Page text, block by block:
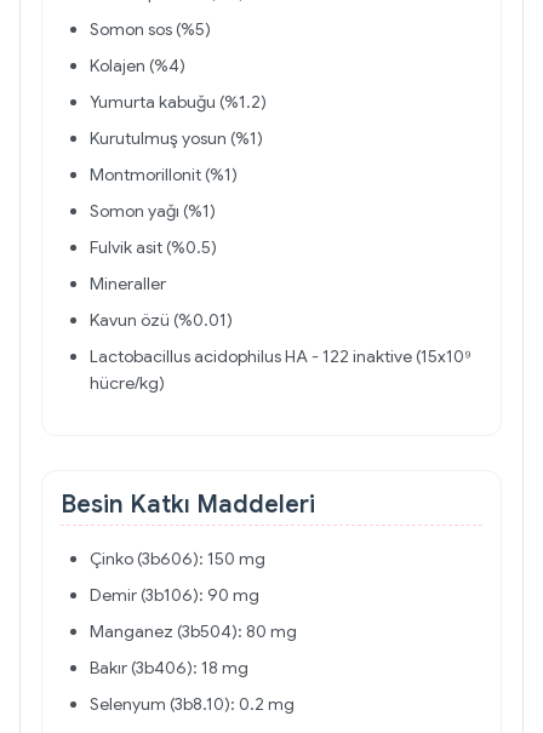
Somon sos (%5)
Kolajen (%4)
Yumurta kabuğu (%1.2)
Kurutulmuş yosun (%1)
Montmorillonit (%1)
Somon yağı (%1)
Fulvik asit (%0.5)
Mineraller
Kavun özü (%0.01)
Lactobacillus acidophilus HA - 122 inaktive (15x10⁹
hücre/kg)
Besin Katkı Maddeleri
Çinko (3b606): 150 mg
Demir (3b106): 90 mg
Manganez (3b504): 80 mg
Bakır (3b406): 18 mg
Selenyum (3b8.10): 0.2 mg